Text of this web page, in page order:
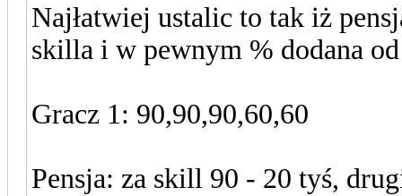
Najłatwiej ustalic to tak iż
skilla i w pewnym % dodana
Gracz 1: 90,90,90,60,60
Pensja: za skill 90 - 20 tyś,